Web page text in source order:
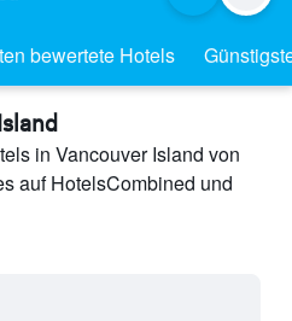
bewertete Hotels
in Vancouver Island von
auf HotelsCombined und